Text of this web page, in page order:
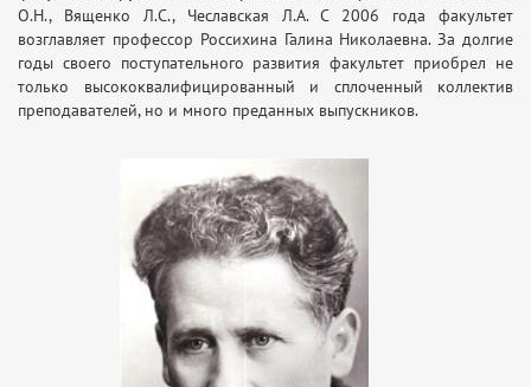
О.Н., Вященко Л.С., Чеславская Л.А. С 2006 года факультет
возглавляет профессор Россихина Галина Николаевна. За долгие
годы своего поступательного развития факультет приобрел не
только высококвалифицированный и сплоченный коллектив
преподавателей, но и много преданных выпускников.